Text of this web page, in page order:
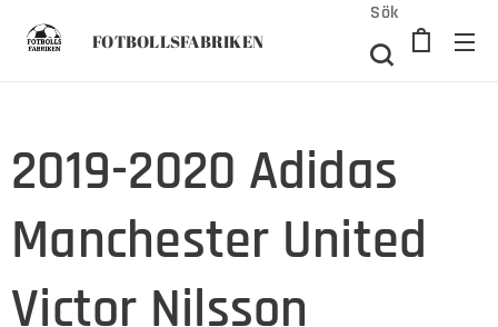
FOTBOLLSFABRIKEN
Sök
2019-2020 Adidas
Manchester United
Victor Nilsson